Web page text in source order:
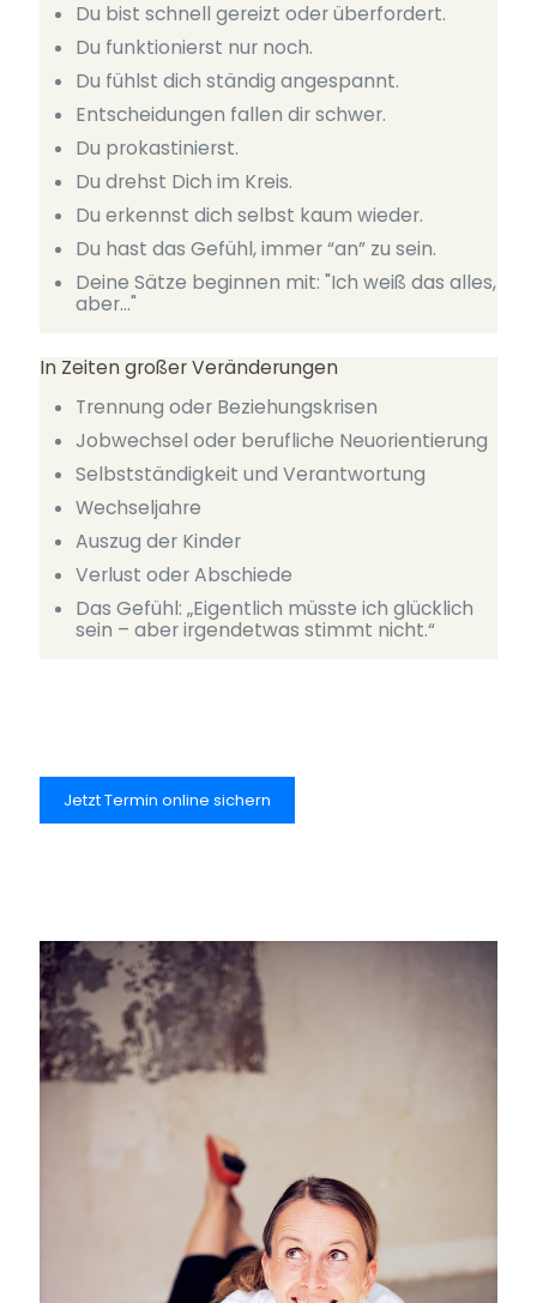
Du bist schnell gereizt oder überfordert.
Du funktionierst nur noch.
Du fühlst dich ständig angespannt.
Entscheidungen fallen dir schwer.
Du prokastinierst.
Du drehst Dich im Kreis.
Du erkennst dich selbst kaum wieder.
Du hast das Gefühl, immer “an” zu sein.
Deine Sätze beginnen mit: "Ich weiß das alles,
aber..."
In Zeiten großer Veränderungen
Trennung oder Beziehungskrisen
Jobwechsel oder berufliche Neuorientierung
Selbstständigkeit und Verantwortung
Wechseljahre
Auszug der Kinder
Verlust oder Abschiede
Das Gefühl: „Eigentlich müsste ich glücklich
sein – aber irgendetwas stimmt nicht.“
Jetzt Termin online sichern